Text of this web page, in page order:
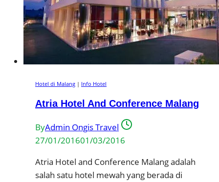
Hotel di Malang | Info Hotel
Atria Hotel And Conference Malang
ByAdmin Ongis Travel
27/01/201601/03/2016
Atria Hotel and Conference Malang adalah
salah satu hotel mewah yang berada di